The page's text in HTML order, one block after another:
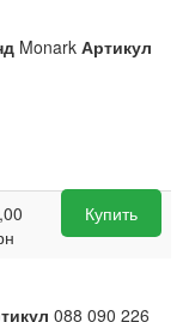
Monark Артикул
Купить
088 090 226